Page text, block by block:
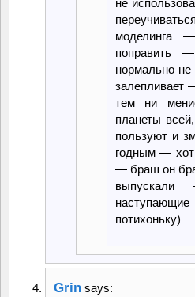
не
моделинга
нормально
залепливает
тем ни
планеты
пользуют и
годным —
— браш он
потихоньку)
Grin says: